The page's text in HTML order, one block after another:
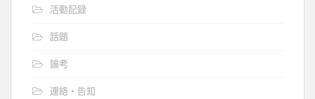
活動記録
話題
論考
連絡・告知